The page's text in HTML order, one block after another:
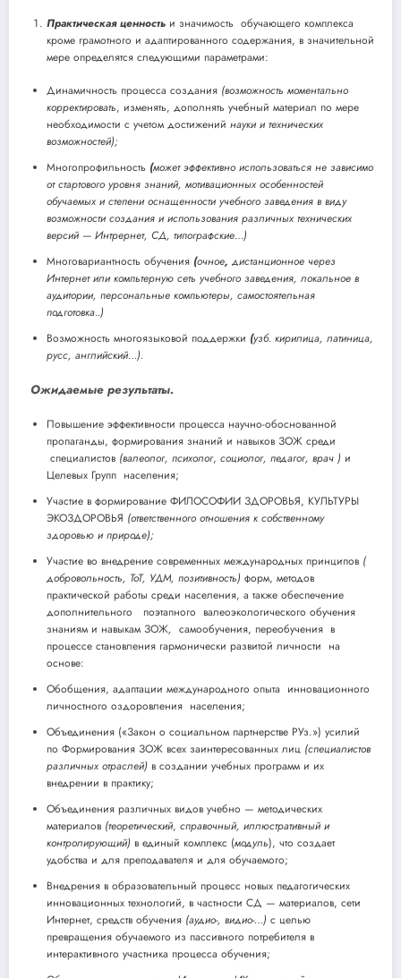
Практическая ценность и значимость обучающего комплекса
кроме грамотного и адаптированного содержания, в значительной
мере определятся следующими параметрами:
Динамичность процесса создания (возможность моментально
корректировать, изменять, дополнять учебный материал по мере
необходимости с учетом достижений науки и технических
возможностей);
Многопрофильность (может эффективно использоваться не зависимо
от стартового уровня знаний, мотивационных особенностей
обучаемых и степени оснащенности учебного заведения в виду
возможности создания и использования различных технических
версий — Интрернет, СД, типографские…)
Многовариантность обучения (очное, дистанционное через
Интернет или компьтерную сеть учебного заведения, локальное в
аудитории, персональные компьютеры, самостоятельная
подготовка..)
Возможность многоязыковой поддержки (узб. кирилица, латиница,
русс, английский…).
Ожидаемые результаты.
Повышение эффективности процесса научно-обоснованной
пропаганды, формирования знаний и навыков ЗОЖ среди
специалистов (валеолог, психолог, социолог, педагог, врач ) и
Целевых Групп населения;
Участие в формирование ФИЛОСОФИИ ЗДОРОВЬЯ, КУЛЬТУРЫ
ЭКОЗДОРОВЬЯ (ответственного отношения к собственному
здоровью и природе);
Участие во внедрение современных международных принципов (
добровольность, ТоТ, УДМ, позитивность) форм, методов
практической работы среди населения, а также обеспечение
дополнительного поэтапного валеоэкологического обучения
знаниям и навыкам ЗОЖ, самообучения, переобучения в
процессе становления гармонически развитой личности на
основе:
Обобщения, адаптации международного опыта инновационного
личностного оздоровления населения;
Объединения («Закон о социальном партнерстве РУз.») усилий
по Формирования ЗОЖ всех заинтересованных лиц (специалистов
различных отраслей) в создании учебных программ и их
внедрении в практику;
Объединения различных видов учебно — методических
материалов (теоретический, справочный, иллюстративный и
контролирующий) в единый комплекс (модуль), что создает
удобства и для преподавателя и для обучаемого;
Внедрения в образовательный процесс новых педагогических
инновационных технологий, в частности СД — материалов, сети
Интернет, средств обучения (аудио-, видио-…) с целью
превращения обучаемого из пассивного потребителя в
интерактивного участника процесса обучения;